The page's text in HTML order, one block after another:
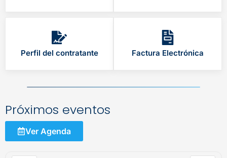
Perfil del contratante Factura Electrónica
Próximos eventos
Ver Agenda